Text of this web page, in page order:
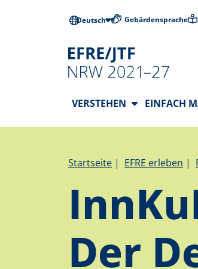
Deutsch Gebärdensprache
VERSTEHEN EINFACH
Startseite EFRE erleben
Der